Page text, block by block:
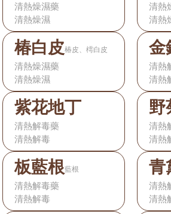
清熱燥濕藥
清熱燥濕
清熱
清熱
椿白皮椿皮、樗白皮
清熱燥濕藥
清熱燥濕
金
清熱
清熱
紫花地丁
清熱解毒藥
清熱解毒
野
清熱
清熱
板藍根藍根
清熱解毒藥
清熱解毒
青
清熱
清熱